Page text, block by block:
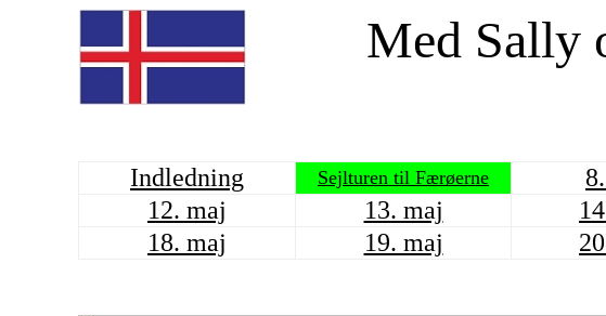
Med Sally
Indledning Sejlturen til Færøerne
12. maj
13. maj
18. maj
19. maj